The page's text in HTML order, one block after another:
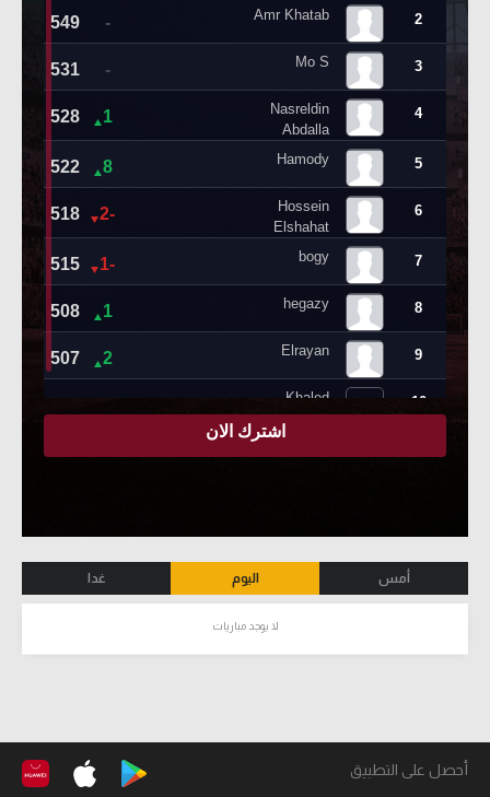
أمس اليوم غدا
لا يوجد مباريات
أحصل على التطبيق